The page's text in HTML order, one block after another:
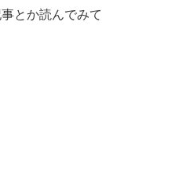
とか読んでみて